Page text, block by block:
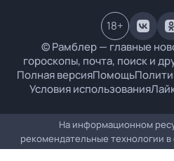
© Рамблер — главные
гороскопы, почта, поиск и
Полная версияПомощь
Условия использования
18+
На информационном
рекомендательные технологии в